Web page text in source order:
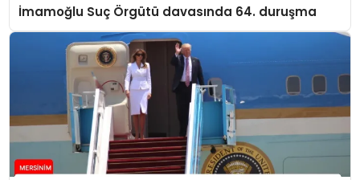
İmamoğlu Suç Örgütü davasında 64. duruşma